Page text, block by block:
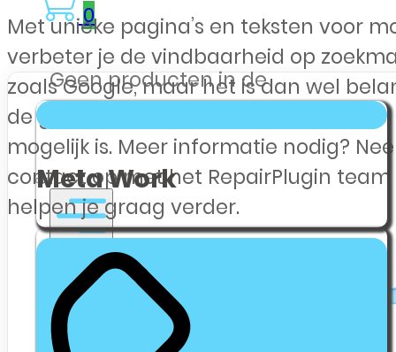
0
Geen producten in de
winkelwagen.
Met unieke pagina’s en teksten voor
verbeter je de vindbaarheid op
zoals Google, maar het is dan wel
de geschreven content voor elk model
mogelijk is. Meer informatie nodig?
contact op met het RepairPlugin team
helpen je graag verder.
Meta Work